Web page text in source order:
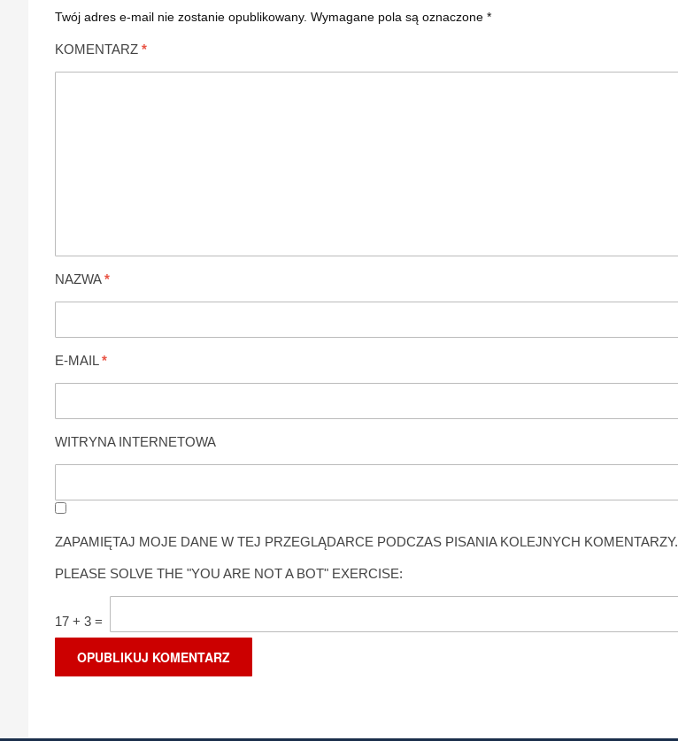
Twój adres e-mail nie zostanie opublikowany. Wymagane pola są oznaczone *
KOMENTARZ *
NAZWA*
E-MAIL *
WITRYNA INTERNETOWA
ZAPAMIĘTAJ MOJE DANE W TEJ PRZEGLĄDARCE PODCZAS PISANIA KOLEJNYCH KOMENTARZY.
PLEASE SOLVE THE "YOU ARE NOT A BOT" EXERCISE:
17 + 3 =